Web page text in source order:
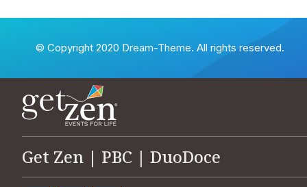
© Copyright 2020 Dream-Theme. All rights reserved.
Get Zen | PBC | DuoDoce